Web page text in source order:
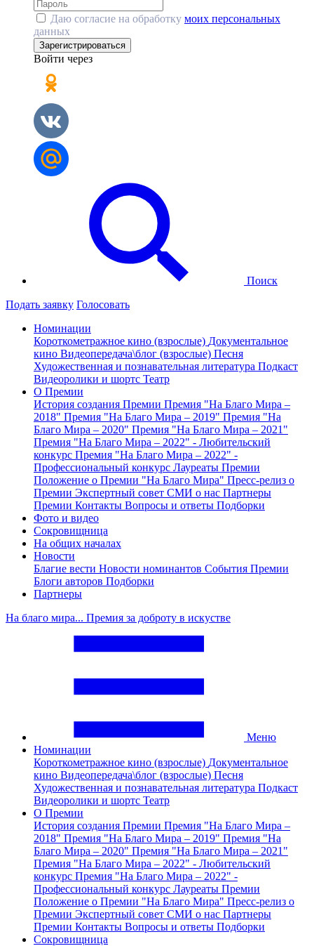
Даю согласие на обработку моих персональных
данных
Зарегистрироваться
Войти через
Поиск
Подать заявку Голосовать
Номинации
Короткометражное кино (взрослые) Документальное
кино Видеопередача\блог (взрослые) Песня
Художественная и познавательная литература Подкаст
Видеоролики и шортс Театр
О Премии
История создания Премии Премия "На Благо Мира –
2018" Премия "На Благо Мира – 2019" Премия "На
Благо Мира – 2020" Премия "На Благо Мира – 2021"
Премия "На Благо Мира – 2022" - Любительский
конкурс Премия "На Благо Мира – 2022" -
Профессиональный конкурс Лауреаты Премии
Положение о Премии "На Благо Мира" Пресс-релиз о
Премии Экспертный совет СМИ о нас Партнеры
Премии Контакты Вопросы и ответы Подборки
Фото и видео
Сокровищница
На общих началах
Новости
Благие вести Новости номинантов События Премии
Блоги авторов Подборки
Партнеры
На благо мира... Премия за доброту в искустве
Меню
Номинации
Короткометражное кино (взрослые) Документальное
кино Видеопередача\блог (взрослые) Песня
Художественная и познавательная литература Подкаст
Видеоролики и шортс Театр
О Премии
История создания Премии Премия "На Благо Мира –
2018" Премия "На Благо Мира – 2019" Премия "На
Благо Мира – 2020" Премия "На Благо Мира – 2021"
Премия "На Благо Мира – 2022" - Любительский
конкурс Премия "На Благо Мира – 2022" -
Профессиональный конкурс Лауреаты Премии
Положение о Премии "На Благо Мира" Пресс-релиз о
Премии Экспертный совет СМИ о нас Партнеры
Премии Контакты Вопросы и ответы Подборки
Сокровищница